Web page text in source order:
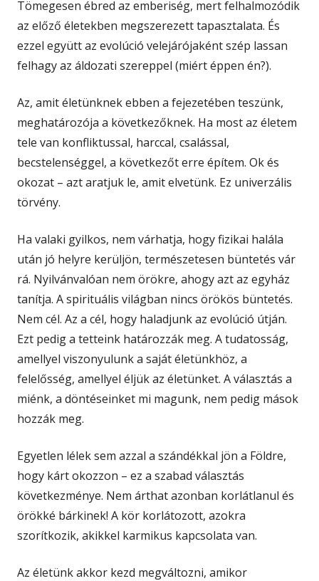
Tömegesen ébred az emberiség, mert felhalmozódik
az előző életekben megszerezett tapasztalata. És
ezzel együtt az evolúció velejárójaként szép lassan
felhagy az áldozati szereppel (miért éppen én?).
Az, amit életünknek ebben a fejezetében teszünk,
meghatározója a következőknek. Ha most az életem
tele van konfliktussal, harccal, csalással,
becstelenséggel, a következőt erre építem. Ok és
okozat – azt aratjuk le, amit elvetünk. Ez univerzális
törvény.
Ha valaki gyilkos, nem várhatja, hogy fizikai halála
után jó helyre kerüljön, természetesen büntetés vár
rá. Nyilvánvalóan nem örökre, ahogy azt az egyház
tanítja. A spirituális világban nincs örökös büntetés.
Nem cél. Az a cél, hogy haladjunk az evolúció útján.
Ezt pedig a tetteink határozzák meg. A tudatosság,
amellyel viszonyulunk a saját életünkhöz, a
felelősség, amellyel éljük az életünket. A választás a
miénk, a döntéseinket mi magunk, nem pedig mások
hozzák meg.
Egyetlen lélek sem azzal a szándékkal jön a Földre,
hogy kárt okozzon – ez a szabad választás
következménye. Nem árthat azonban korlátlanul és
örökké bárkinek! A kör korlátozott, azokra
szorítkozik, akikkel karmikus kapcsolata van.
Az életünk akkor kezd megváltozni, amikor